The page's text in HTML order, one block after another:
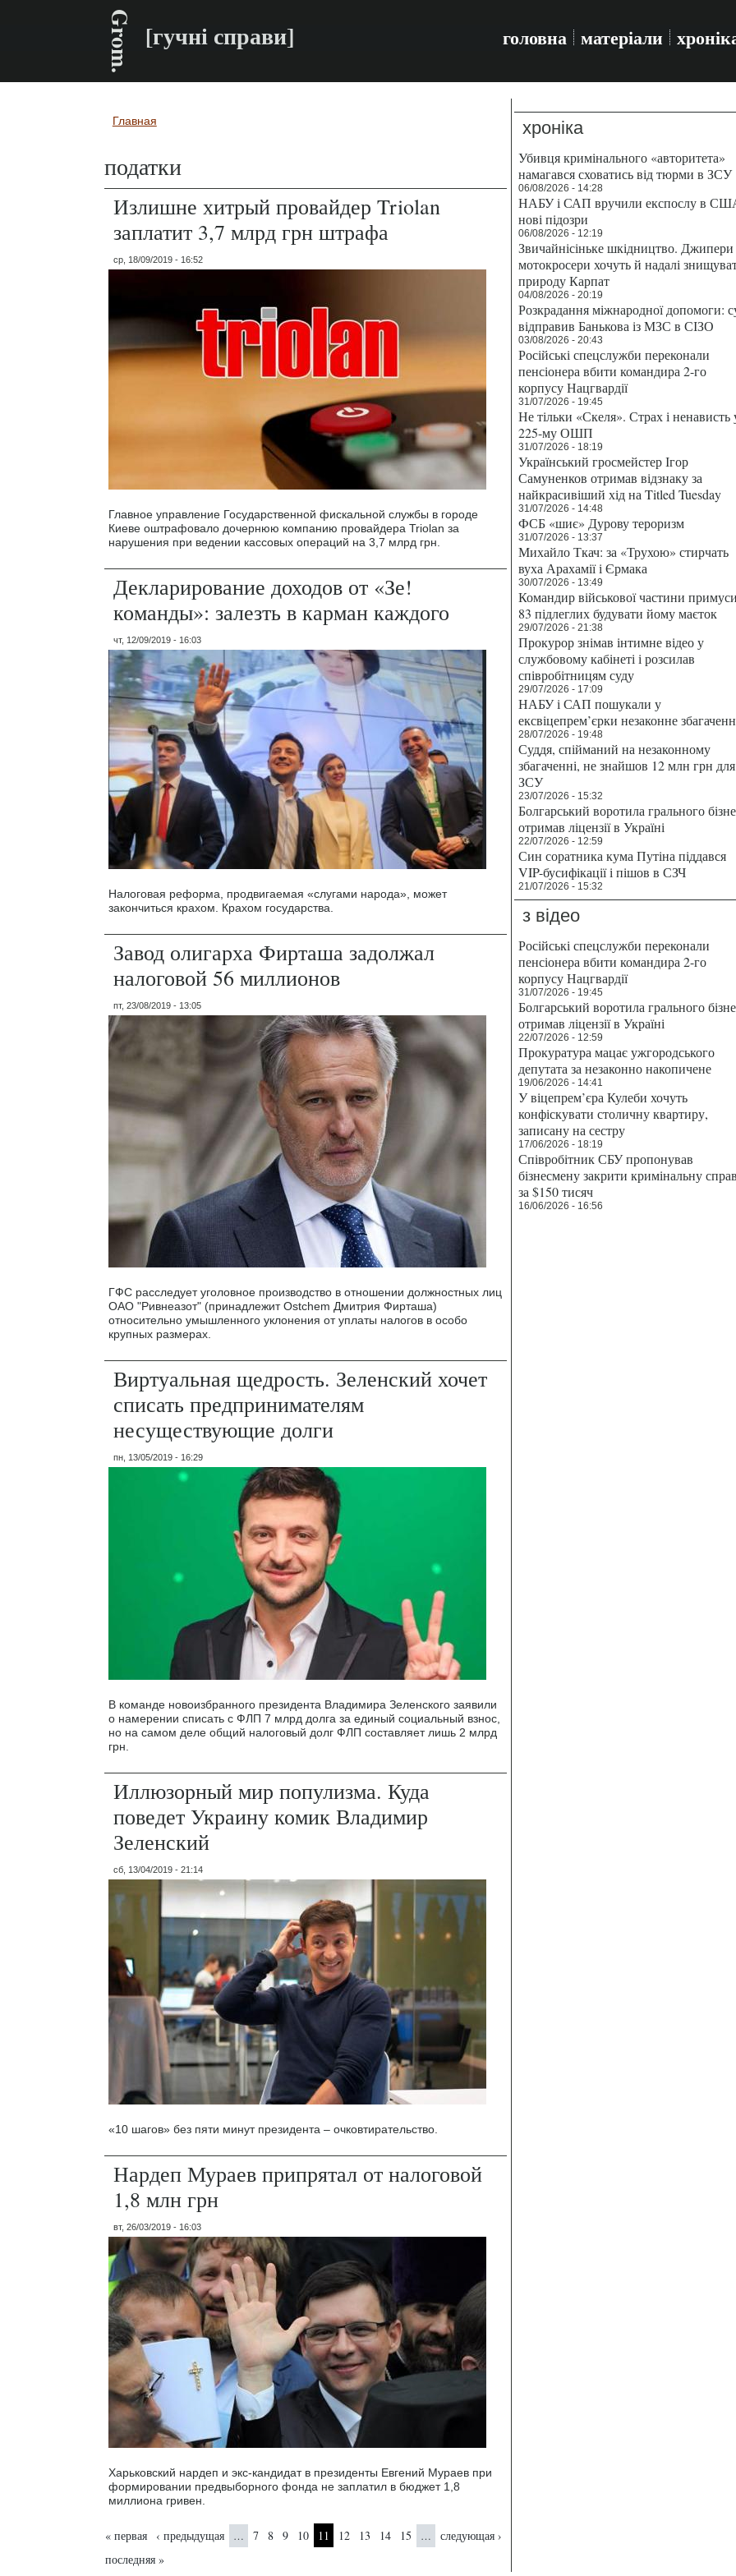
Grom. [гучні справи] головна матеріали
Вы здесь
Главная
податки
Излишне хитрый провайдер Triolan
заплатит 3,7 млрд грн штрафа
ср, 18/09/2019 - 16:52
Главное управление Государственной фискальной службы в городе
Киеве оштрафовало дочернюю компанию провайдера Triolan за
нарушения при ведении кассовых операций на 3,7 млрд грн.
Декларирование доходов от «Зе!
команды»: залезть в карман каждого
чт, 12/09/2019 - 16:03
Налоговая реформа, продвигаемая «слугами народа», может
закончиться крахом. Крахом государства.
Завод олигарха Фирташа задолжал
налоговой 56 миллионов
пт, 23/08/2019 - 13:05
ГФС расследует уголовное производство в отношении должностных лиц
ОАО "Ривнеазот" (принадлежит Ostchem Дмитрия Фирташа)
относительно умышленного уклонения от уплаты налогов в особо
крупных размерах.
Виртуальная щедрость. Зеленский хочет
списать предпринимателям
несуществующие долги
пн, 13/05/2019 - 16:29
В команде новоизбранного президента Владимира Зеленского заявили
о намерении списать с ФЛП 7 млрд долга за единый социальный взнос,
но на самом деле общий налоговый долг ФЛП составляет лишь 2 млрд
грн.
Иллюзорный мир популизма. Куда
поведет Украину комик Владимир
Зеленский
сб, 13/04/2019 - 21:14
«10 шагов» без пяти минут президента – очковтирательство.
Нардеп Мураев припрятал от налоговой
1,8 млн грн
вт, 26/03/2019 - 16:03
Харьковский нардеп и экс-кандидат в президенты Евгений Мураев при
формировании предвыборного фонда не заплатил в бюджет 1,8
миллиона гривен.
Страницы
« первая ‹ предыдущая … 7 8 9 10 11 12 13 14 15 …
следующая ›
последняя »
хроніка
Убивця кримінального «авторитета»
намагався сховатись від тюрми в ЗСУ
06/08/2026 - 14:28
НАБУ і САП вручили експослу в
нові підозри
06/08/2026 - 12:19
Звичайнісіньке шкідництво. Джипери
мотокросери хочуть й надалі
природу Карпат
04/08/2026 - 20:19
Розкрадання міжнародної допомоги:
відправив Банькова із МЗС в СІЗО
03/08/2026 - 20:43
Російські спецслужби переконали
пенсіонера вбити командира 2-го
корпусу Нацгвардії
31/07/2026 - 19:45
Не тільки «Скеля». Страх і ненависть
225-му ОШП
31/07/2026 - 18:19
Український гросмейстер Ігор
Самуненков отримав відзнаку за
найкрасивіший хід на Titled Tuesday
31/07/2026 - 14:48
ФСБ «шиє» Дурову тероризм
31/07/2026 - 13:37
Михайло Ткач: за «Трухою» стирчать
вуха Арахамії і Єрмака
30/07/2026 - 13:49
Командир військової частини
83 підлеглих будувати йому маєток
29/07/2026 - 21:38
Прокурор знімав інтимне відео у
службовому кабінеті і розсилав
співробітницям суду
29/07/2026 - 17:09
НАБУ і САП пошукали у
ексвіцепрем’єрки незаконне
28/07/2026 - 19:48
Суддя, спійманий на незаконному
збагаченні, не знайшов 12 млн грн для
ЗСУ
23/07/2026 - 15:32
Болгарський воротила грального
отримав ліцензії в Україні
22/07/2026 - 12:59
Син соратника кума Путіна піддався
VIP-бусифікації і пішов в СЗЧ
21/07/2026 - 15:32
з відео
Російські спецслужби переконали
пенсіонера вбити командира 2-го
корпусу Нацгвардії
31/07/2026 - 19:45
Болгарський воротила грального
отримав ліцензії в Україні
22/07/2026 - 12:59
Прокуратура мацає ужгородського
депутата за незаконно накопичене
19/06/2026 - 14:41
У віцепрем’єра Кулеби хочуть
конфіскувати столичну квартиру,
записану на сестру
17/06/2026 - 18:19
Співробітник СБУ пропонував
бізнесмену закрити кримінальну
за $150 тисяч
16/06/2026 - 16:56